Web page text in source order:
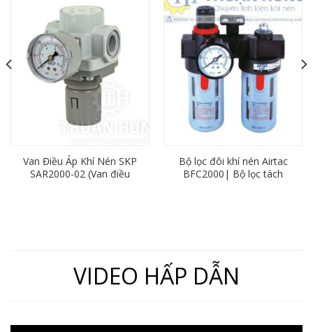
Van Điều Áp Khí Nén SKP
SAR2000-02 (Van điều
Bộ lọc đôi khí nén Airtac
BFC2000| Bộ lọc tách
VIDEO HẤP DẪN